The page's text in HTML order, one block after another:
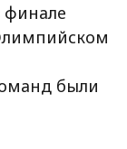
финале
были